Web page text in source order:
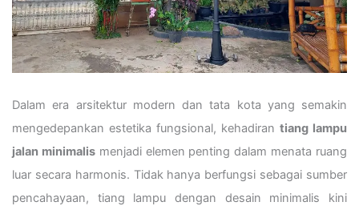
Dalam era arsitektur modern dan tata kota yang semakin
mengedepankan estetika fungsional, kehadiran tiang lampu
jalan minimalismenjadi elemen penting dalam menata ruang
luar secara harmonis. Tidak hanya berfungsi sebagai sumber
pencahayaan, tiang lampu dengan desain minimalis kini